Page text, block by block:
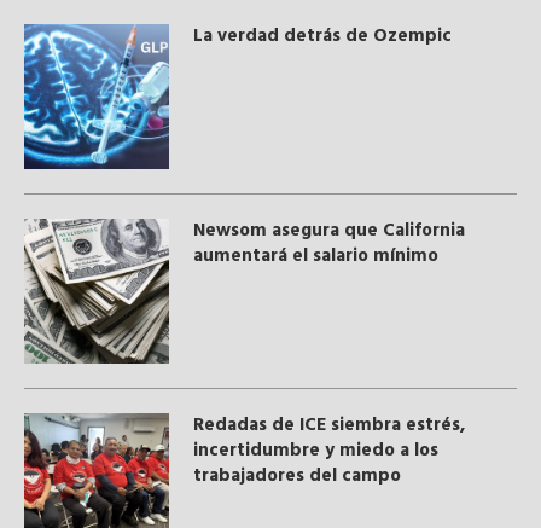
La verdad detrás de Ozempic
Newsom asegura que California
aumentará el salario mínimo
​Redadas de ICE siembra estrés,
incertidumbre y miedo a los
trabajadores del campo